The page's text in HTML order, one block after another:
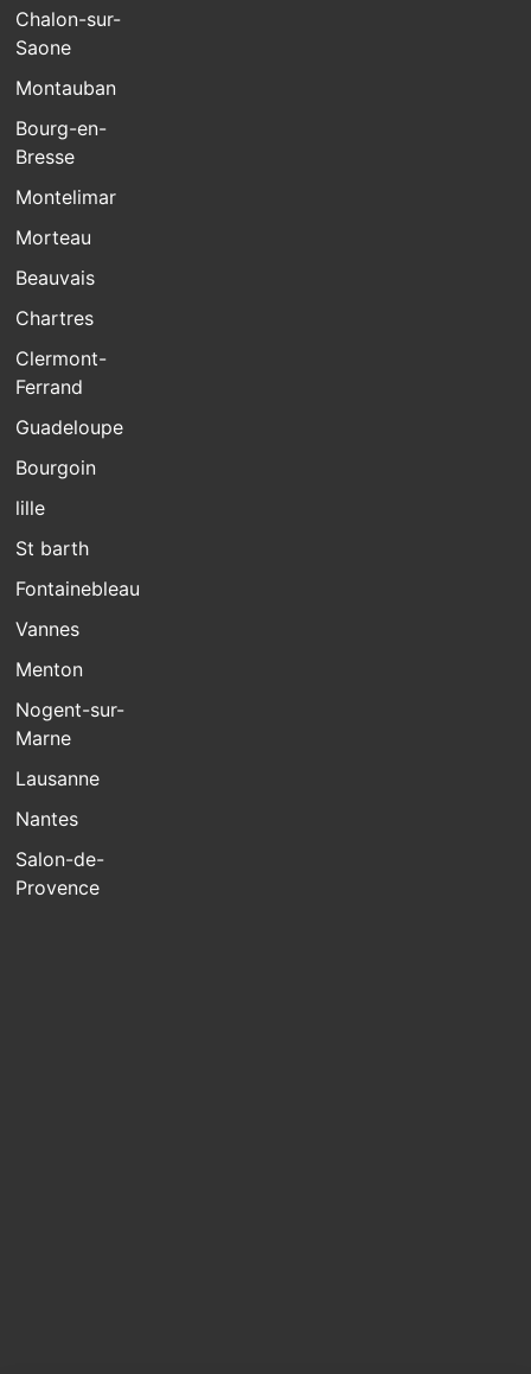
Chalon-sur-
Saone
Montauban
Bourg-en-
Bresse
Montelimar
Morteau
Beauvais
Chartres
Clermont-
Ferrand
Guadeloupe
Bourgoin
lille
St barth
Fontainebleau
Vannes
Menton
Nogent-sur-
Marne
Lausanne
Nantes
Salon-de-
Provence